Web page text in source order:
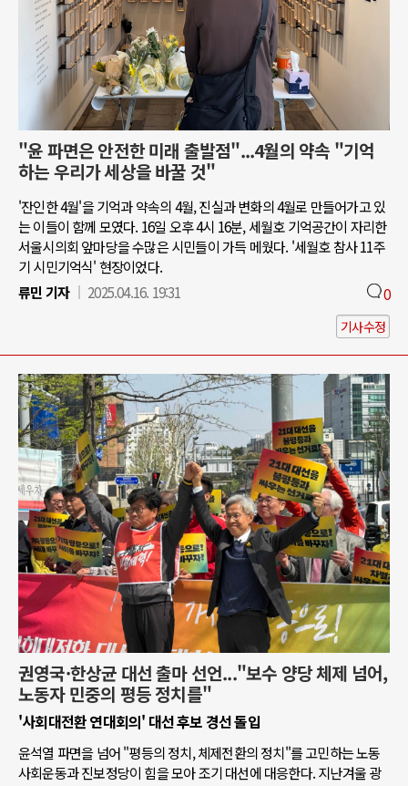
"윤 파면은 안전한 미래 출발점"...4월의 약속 "기억
하는 우리가 세상을 바꿀 것"
'잔인한 4월'을 기억과 약속의 4월, 진실과 변화의 4월로 만들어가고 있
는 이들이 함께 모였다. 16일 오후 4시 16분, 세월호 기억공간이 자리한
서울시의회 앞마당을 수많은 시민들이 가득 메웠다. '세월호 참사 11주
기 시민기억식' 현장이었다.
류민 기자
2025.04.16. 19:31 0
기사수정
권영국·한상균 대선 출마 선언..."보수 양당 체제 넘어,
노동자 민중의 평등 정치를"
'사회대전환 연대회의' 대선 후보 경선 돌입
윤석열 파면을 넘어 "평등의 정치, 체제전환의 정치"를 고민하는 노동
사회운동과 진보정당이 힘을 모아 조기 대선에 대응한다. 지난겨울 광